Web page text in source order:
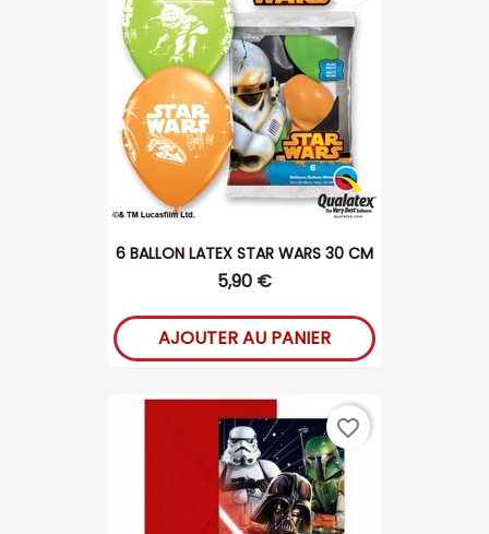
6 BALLON LATEX STAR WARS 30 CM
5,90 €
AJOUTER AU PANIER
favorite_border